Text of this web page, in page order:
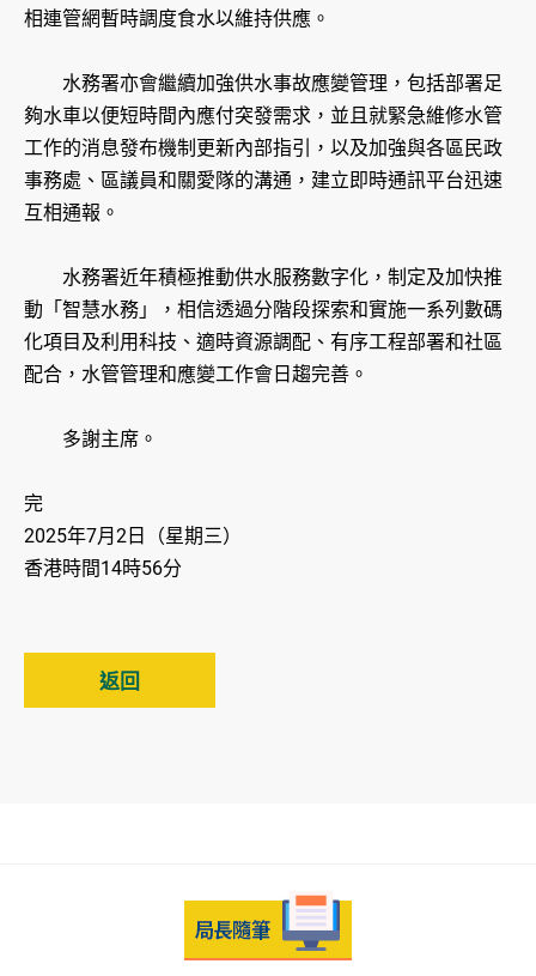
相連管網暫時調度食水以維持供應。
水務署亦會繼續加強供水事故應變管理，包括部署足
夠水車以便短時間內應付突發需求，並且就緊急維修水管
工作的消息發布機制更新內部指引，以及加強與各區民政
事務處、區議員和關愛隊的溝通，建立即時通訊平台迅速
互相通報。
水務署近年積極推動供水服務數字化，制定及加快推
動「智慧水務」，相信透過分階段探索和實施一系列數碼
化項目及利用科技、適時資源調配、有序工程部署和社區
配合，水管管理和應變工作會日趨完善。
多謝主席。
完
2025年7月2日（星期三）
香港時間14時56分
返回